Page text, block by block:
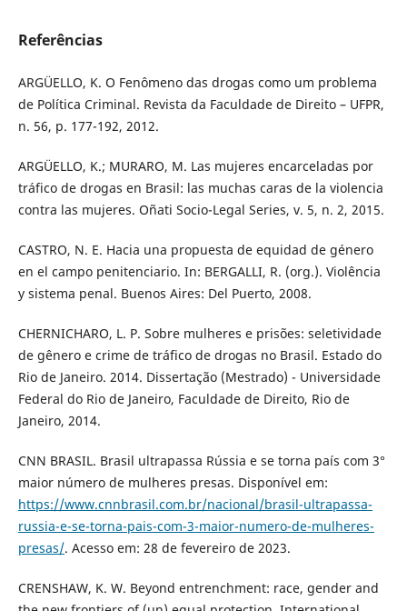
Referências
ARGÜELLO, K. O Fenômeno das drogas como um problema
de Política Criminal. Revista da Faculdade de Direito – UFPR,
n. 56, p. 177-192, 2012.
ARGÜELLO, K.; MURARO, M. Las mujeres encarceladas por
tráfico de drogas en Brasil: las muchas caras de la violencia
contra las mujeres. Oñati Socio-Legal Series, v. 5, n. 2, 2015.
CASTRO, N. E. Hacia una propuesta de equidad de género
en el campo penitenciario. In: BERGALLI, R. (org.). Violência
y sistema penal. Buenos Aires: Del Puerto, 2008.
CHERNICHARO, L. P. Sobre mulheres e prisões: seletividade
de gênero e crime de tráfico de drogas no Brasil. Estado do
Rio de Janeiro. 2014. Dissertação (Mestrado) - Universidade
Federal do Rio de Janeiro, Faculdade de Direito, Rio de
Janeiro, 2014.
CNN BRASIL. Brasil ultrapassa Rússia e se torna país com 3°
maior número de mulheres presas. Disponível em:
https://www.cnnbrasil.com.br/nacional/brasil-ultrapassa-
russia-e-se-torna-pais-com-3-maior-numero-de-mulheres-
presas/. Acesso em: 28 de fevereiro de 2023.
CRENSHAW, K. W. Beyond entrenchment: race, gender and